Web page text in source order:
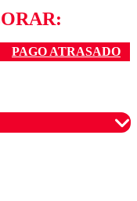
PAGO ATRASADO
garantizar un